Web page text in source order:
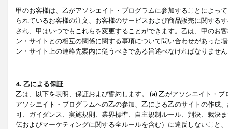
甲のお客様は、乙がアソシエイト・プログラムに参加することによっ
られているお客様の注文、お客様のサービスおよび商品販売に関する
され、甲はいつでもこれらを変更することができます。乙は、甲のお
ン・サイトとの相互の関係に関する事項について問い合わせがあった
ン・サイト上の連絡先案内に従うべきである旨述べなければなりませ
4. 乙による保証
乙は、以下を表明、保証および誓約します。 (a) 乙がアソシエイト・
アソシエイト・プログラムへの乙の参加、乙による乙のサイトの作成
可、ガイダンス、実施規則、業界標準、自主規制ルール、判決、裁決
伝およびマーケティングに関する全ルールを含む）に違反しないこと